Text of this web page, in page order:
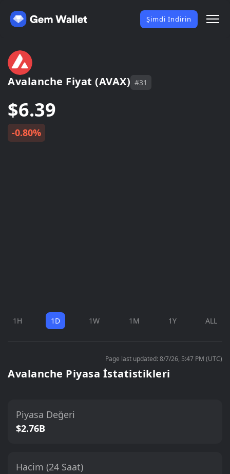
Şimdi İndirin
Avalanche Fiyat (AVAX) #31
$6.39
-0.80%
1H 1D 1W 1M 1Y ALL
Page last updated: 8/7/26, 5:47 PM (UTC)
Avalanche Piyasa İstatistikleri
Piyasa Değeri
$2.76B
Hacim (24 Saat)